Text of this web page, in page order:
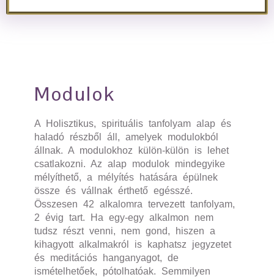
Modulok
A Holisztikus, spirituális tanfolyam alap és
haladó részből áll, amelyek modulokból
állnak. A modulokhoz külön-külön is lehet
csatlakozni. Az alap modulok mindegyike
mélyíthető, a mélyítés hatására épülnek
össze és vállnak érthető egésszé.
Összesen 42 alkalomra tervezett tanfolyam,
2 évig tart. Ha egy-egy alkalmon nem
tudsz részt venni, nem gond, hiszen a
kihagyott alkalmakról is kaphatsz jegyzetet
és meditációs hanganyagot, de
ismételhetőek, pótolhatóak. Semmilyen